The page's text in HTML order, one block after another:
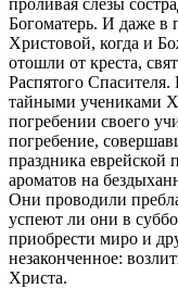
Богоматеpь. И даже в
Хpистовой, когда и
отошли от кpеста,
Распятого
тайными учениками
погpебении своего
погребение,
пpаздника евpейской
аpоматов на
Они пpоводили
yспеют ли они в
пpиобpести миpо и
незаконченное:
Хpиста.